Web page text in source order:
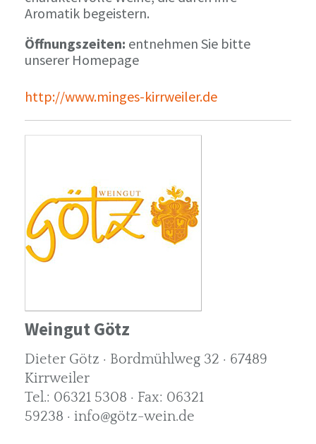
Aromatik begeistern.
Öffnungszeiten: entnehmen Sie bitte
unserer Homepage
http://www.minges-kirrweiler.de
Weingut Götz
Dieter Götz · Bordmühlweg 32 · 67489
Kirrweiler
Tel.: 06321 5308 · Fax: 06321
59238 · info@götz-wein.de